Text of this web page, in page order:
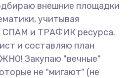
внешние площадки
учитывая
СПАМ и ТРАФИК ресурса.
и составляю план
Закупаю "вечные"
не "мигают" (не